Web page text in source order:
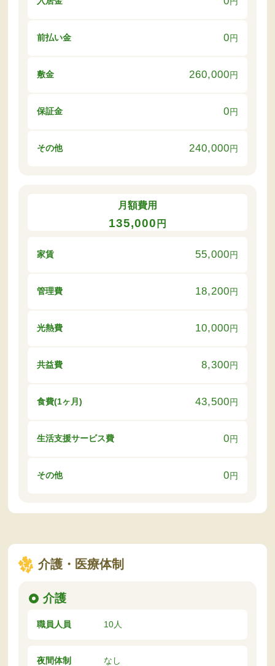
前払い金 0円
敷金 260,000円
保証金 0円
その他 240,000円
月額費用
135,000 円
家賃 55,000円
管理費 18,200円
光熱費 10,000円
共益費 8,300円
食費(1ヶ月) 43,500円
生活支援サービス費 0円
その他 0円
介護・医療体制
介護
職員人員 10人
夜間体制 なし